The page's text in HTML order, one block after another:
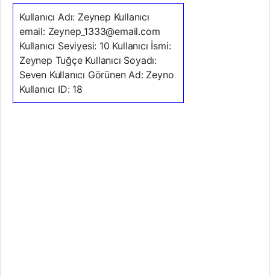
Kullanıcı Adı: Zeynep Kullanıcı
email: Zeynep_1333@email.com
Kullanıcı Seviyesi: 10 Kullanıcı İsmi:
Zeynep Tuğçe Kullanıcı Soyadı:
Seven Kullanıcı Görünen Ad: Zeyno
Kullanıcı ID: 18